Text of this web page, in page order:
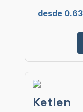
desde
Ketlen